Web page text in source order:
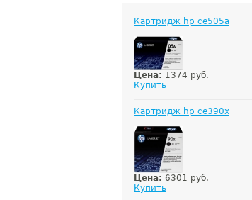
Картридж hp ce505a
Цена: 1374 руб.
Купить
Картридж hp ce390x
Цена: 6301 руб.
Купить